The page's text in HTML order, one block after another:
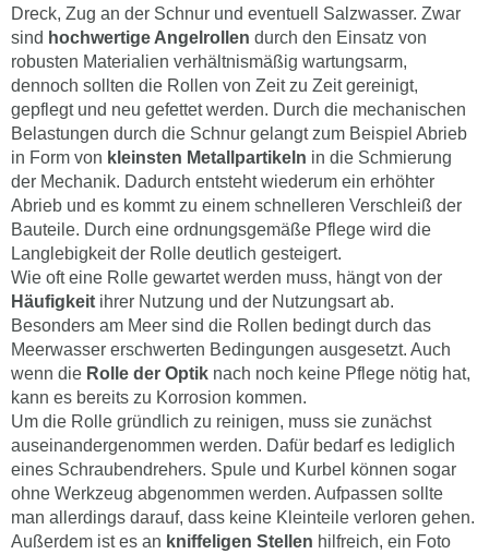
Dreck, Zug an der Schnur und eventuell Salzwasser. Zwar
sind hochwertige Angelrollen durch den Einsatz von
robusten Materialien verhältnismäßig wartungsarm,
dennoch sollten die Rollen von Zeit zu Zeit gereinigt,
gepflegt und neu gefettet werden. Durch die mechanischen
Belastungen durch die Schnur gelangt zum Beispiel Abrieb
in Form von kleinsten Metallpartikeln in die Schmierung
der Mechanik. Dadurch entsteht wiederum ein erhöhter
Abrieb und es kommt zu einem schnelleren Verschleiß der
Bauteile. Durch eine ordnungsgemäße Pflege wird die
Langlebigkeit der Rolle deutlich gesteigert.
Wie oft eine Rolle gewartet werden muss, hängt von der
Häufigkeit ihrer Nutzung und der Nutzungsart ab.
Besonders am Meer sind die Rollen bedingt durch das
Meerwasser erschwerten Bedingungen ausgesetzt. Auch
wenn die Rolle der Optik nach noch keine Pflege nötig hat,
kann es bereits zu Korrosion kommen.
Um die Rolle gründlich zu reinigen, muss sie zunächst
auseinandergenommen werden. Dafür bedarf es lediglich
eines Schraubendrehers. Spule und Kurbel können sogar
ohne Werkzeug abgenommen werden. Aufpassen sollte
man allerdings darauf, dass keine Kleinteile verloren gehen.
Außerdem ist es an kniffeligen Stellen hilfreich, ein Foto